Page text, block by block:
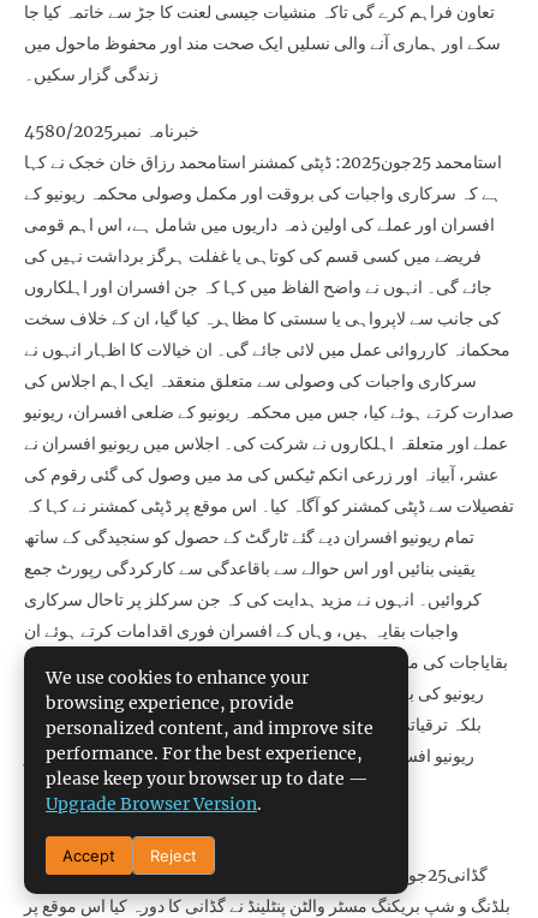
تعاون فراہم کرے گی تاکہ منشیات جیسی لعنت کا جڑ سے خاتمہ کیا جا
سکے اور ہماری آنے والی نسلیں ایک صحت مند اور محفوظ ماحول میں
زندگی گزار سکیں۔
خبرنامہ نمبر4580/2025
استامحمد 25جون2025: ڈپٹی کمشنر استامحمد رزاق خان خجک نے کہا
ہے کہ سرکاری واجبات کی بروقت اور مکمل وصولی محکمہ ریونیو کے
افسران اور عملے کی اولین ذمہ داریوں میں شامل ہے، اس اہم قومی
فریضے میں کسی قسم کی کوتاہی یا غفلت ہرگز برداشت نہیں کی
جائے گی۔ انہوں نے واضح الفاظ میں کہا کہ جن افسران اور اہلکاروں
کی جانب سے لاپرواہی یا سستی کا مظاہرہ کیا گیا، ان کے خلاف سخت
محکمانہ کارروائی عمل میں لائی جائے گی۔ ان خیالات کا اظہار انہوں نے
سرکاری واجبات کی وصولی سے متعلق منعقدہ ایک اہم اجلاس کی
صدارت کرتے ہوئے کیا، جس میں محکمہ ریونیو کے ضلعی افسران، ریونیو
عملے اور متعلقہ اہلکاروں نے شرکت کی۔ اجلاس میں ریونیو افسران نے
عشر، آبیانہ اور زرعی انکم ٹیکس کی مد میں وصول کی گئی رقوم کی
تفصیلات سے ڈپٹی کمشنر کو آگاہ کیا۔ اس موقع پر ڈپٹی کمشنر نے کہا کہ
تمام ریونیو افسران دیے گئے ٹارگٹ کے حصول کو سنجیدگی کے ساتھ
یقینی بنائیں اور اس حوالے سے باقاعدگی سے کارکردگی رپورٹ جمع
کروائیں۔ انہوں نے مزید ہدایت کی کہ جن سرکلز پر تاحال سرکاری
واجبات بقایہ ہیں، وہاں کے افسران فوری اقدامات کرتے ہوئے ان
بقایاجات کی مکمل وصولی کو ہر صورت ممکن بنائیں۔ انہوں نے کہا کہ
ریونیو کی بہتر کارکردگی نہ صرف سرکاری نظام کو تقویت دیتی ہے
بلکہ ترقیاتی منصوبوں میں مالی معاونت کا ذریعہ بھی بنتی ہے، لہٰذا
ریونیو افسران اپنی ذمہ داریوں کو قومی مفاد کے تحت ادا کریں اور
کارکردگی کو مزید بہتر بنائیں۔
خبرنامہ نمبر 4581/2025
گڈانی25جون2025:: انڈسٹری آل گلوبل یونین کے ڈائریکٹر برائے شپ
بلڈنگ و شپ بریکنگ مسٹر والٹن پنٹلینڈ نے گڈانی کا دورہ کیا اس موقع پر
We use cookies to enhance your
browsing experience, provide
personalized content, and improve site
performance. For the best experience,
please keep your browser up to date —
Upgrade Browser Version.
Accept Reject